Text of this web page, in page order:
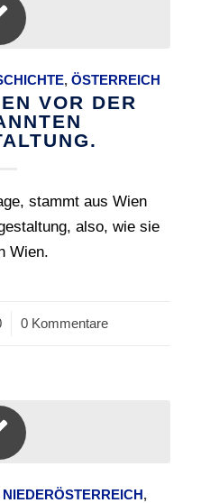
, ÖSTERREICH
VOR DER
stammt aus Wien
also, wie sie
Wien.
0 Kommentare
NIEDERÖSTERREICH,